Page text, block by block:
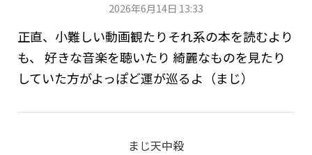
2026年6月14日 13:33
正直、小難しい動画観たりそれ系の本を読むより
も、 好きな音楽を聴いたり 綺麗なものを見たり
していた方がよっぽど運が巡るよ（まじ）
まじ天中殺